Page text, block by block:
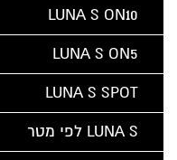
LUNA S ON10
LUNA S ON5
LUNA S SPOT
LUNA S לפי מטר